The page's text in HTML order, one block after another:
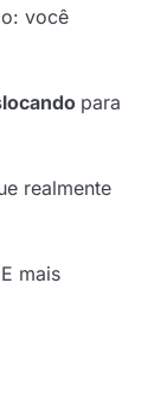
você
para
realmente
mais